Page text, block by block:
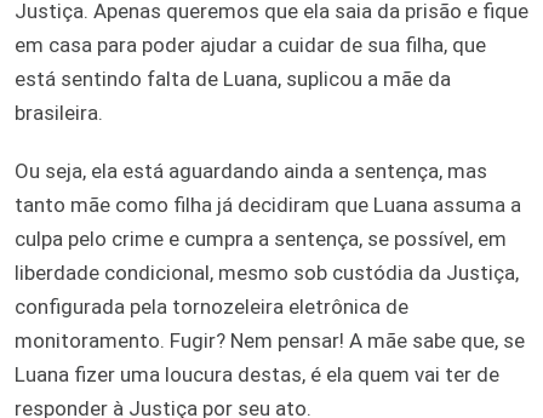
Justiça. Apenas queremos que ela saia da prisão e fique
em casa para poder ajudar a cuidar de sua filha, que
está sentindo falta de Luana, suplicou a mãe da
brasileira.
Ou seja, ela está aguardando ainda a sentença, mas
tanto mãe como filha já decidiram que Luana assuma a
culpa pelo crime e cumpra a sentença, se possível, em
liberdade condicional, mesmo sob custódia da Justiça,
configurada pela tornozeleira eletrônica de
monitoramento. Fugir? Nem pensar! A mãe sabe que, se
Luana fizer uma loucura destas, é ela quem vai ter de
responder à Justiça por seu ato.